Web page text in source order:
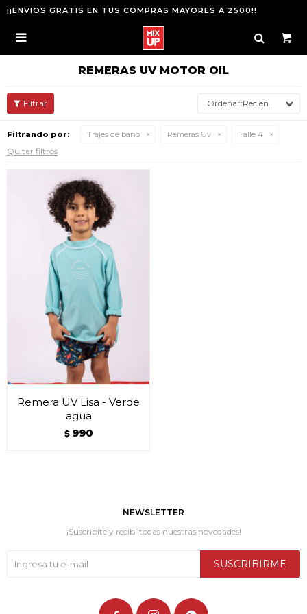
¡¡ENVIOS GRATIS EN TUS COMPRAS MAYORES A 2500!!

REMERAS UV MOTOR OIL
Recientes
Filtrando por: Trajes de baño Remeras Uv Talle 4
Quitar filtros
Remera UV Lisa - Verde
agua
$ 990
NEWSLETTER
¡Suscribite y recibí todas nuestras novedades!
SUSCRIBIRME